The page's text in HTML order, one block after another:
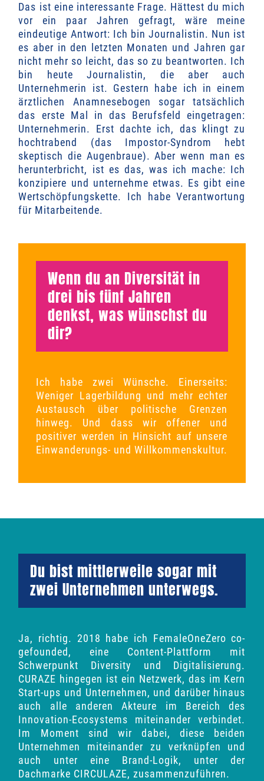
Das ist eine interessante Frage. Hättest du mich
vor ein paar Jahren gefragt, wäre meine
eindeutige Antwort: Ich bin Journalistin. Nun ist
es aber in den letzten Monaten und Jahren gar
nicht mehr so leicht, das so zu beantworten. Ich
bin heute Journalistin, die aber auch
Unternehmerin ist. Gestern habe ich in einem
ärztlichen Anamnesebogen sogar tatsächlich
das erste Mal in das Berufsfeld eingetragen:
Unternehmerin. Erst dachte ich, das klingt zu
hochtrabend (das Impostor-Syndrom hebt
skeptisch die Augenbraue). Aber wenn man es
herunterbricht, ist es das, was ich mache: Ich
konzipiere und unternehme etwas. Es gibt eine
Wertschöpfungskette. Ich habe Verantwortung
für Mitarbeitende.
Wenn du an Diversität in
drei bis fünf Jahren
denkst, was wünschst du
dir?
Ich habe zwei Wünsche. Einerseits:
Weniger Lagerbildung und mehr echter
Austausch über politische Grenzen
hinweg. Und dass wir offener und
positiver werden in Hinsicht auf unsere
Einwanderungs- und Willkommenskultur.
Du bist mittlerweile sogar mit
zwei Unternehmen unterwegs.
Ja, richtig. 2018 habe ich FemaleOneZero co-
gefounded, eine Content-Plattform mit
Schwerpunkt Diversity und Digitalisierung.
CURAZE hingegen ist ein Netzwerk, das im Kern
Start-ups und Unternehmen, und darüber hinaus
auch alle anderen Akteure im Bereich des
Innovation-Ecosystems miteinander verbindet.
Im Moment sind wir dabei, diese beiden
Unternehmen miteinander zu verknüpfen und
auch unter eine Brand-Logik, unter der
Dachmarke CIRCULAZE, zusammenzuführen.